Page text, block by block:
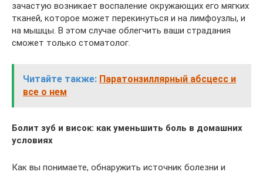
зачастую возникает воспаление окружающих его мягких
тканей, которое может перекинуться и на лимфоузлы, и
на мышцы. В этом случае облегчить ваши страдания
сможет только стоматолог.
Читайте также: Паратонзиллярный абсцесс и
все о нем
Болит зуб и висок: как уменьшить боль в домашних
условиях
Как вы понимаете, обнаружить источник болезни и